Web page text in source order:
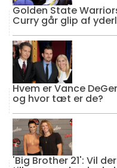
Golden State
Curry går glip af
Hvem er Vance
og hvor tæt er de?
'Big Brother 21': Vil